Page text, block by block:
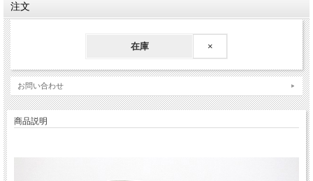
注文
在庫 ×
お問い合わせ
商品説明